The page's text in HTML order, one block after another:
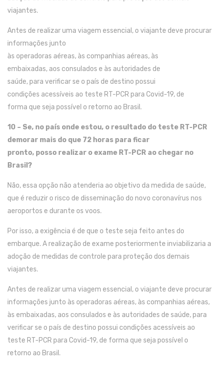
viajantes.
Antes de realizar uma viagem essencial , o viajante deve procurar
informações junto
às operadoras aéreas, às companhias aéreas, às
embaixadas, aos consulados e às autoridades de
saúde,para verificarse o país de destino possui
condições acessíveis ao teste RT-PCR para Covid-19, de
forma que seja possível o retorno ao Brasil .
10 – Se, no país onde estou, o resultado do teste RT-PCR
demorar mais do que 72 horas para ficar
pronto, posso realizar o exame RT-PCR ao chegar no
Brasil?
Não, essa opção não atenderia ao objetivo da medida de saúde,
que é reduzir o risco de disseminação do novo coronavírus nos
aeroportos e durante os voos.
Por isso, a exigência é de que o teste seja feito antes do
embarque. A realização de exame posteriormente inviabilizaria a
adoção de medidas de controle para proteção dos demais
viajantes.
Antes de realizar uma viagem essencial, o viajante deve procurar
informações junto às operadoras aéreas, às companhias aéreas,
às embaixadas, aos consulados e às autoridades de saúde, para
verificar se o país de destino possui condições acessíveis ao
teste RT-PCR para Covid-19, de forma que seja possível o
retorno ao Brasil.